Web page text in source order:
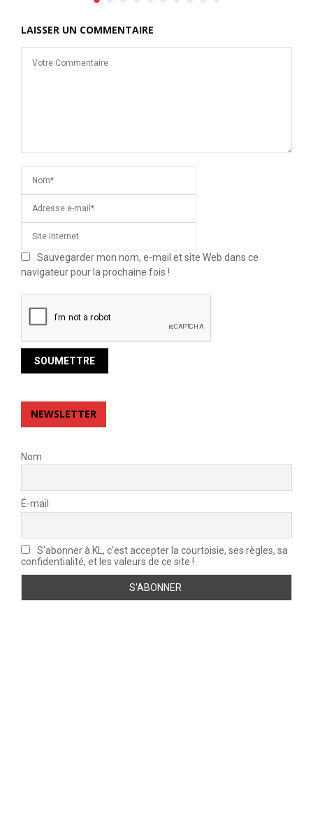
LAISSER UN COMMENTAIRE
Sauvegarder mon nom, e-mail et site Web dans ce
navigateur pour la prochaine fois !
NEWSLETTER
Nom
É-mail
S'abonner à KL, c'est accepter la courtoisie, ses règles, sa
confidentialité, et les valeurs de ce site !